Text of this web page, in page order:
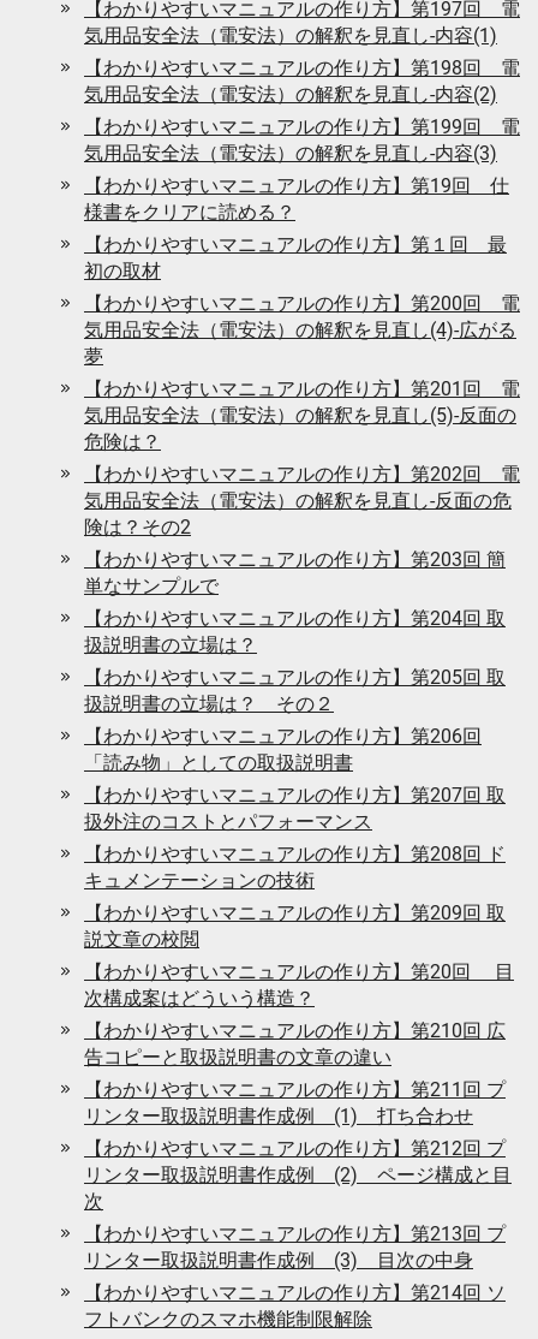
【わかりやすいマニュアルの作り方】第197回 電
気用品安全法（電安法）の解釈を見直し-内容(1)
【わかりやすいマニュアルの作り方】第198回 電
気用品安全法（電安法）の解釈を見直し-内容(2)
【わかりやすいマニュアルの作り方】第199回 電
気用品安全法（電安法）の解釈を見直し-内容(3)
【わかりやすいマニュアルの作り方】第19回 仕
様書をクリアに読める？
【わかりやすいマニュアルの作り方】第１回 最
初の取材
【わかりやすいマニュアルの作り方】第200回 電
気用品安全法（電安法）の解釈を見直し(4)-広がる
夢
【わかりやすいマニュアルの作り方】第201回 電
気用品安全法（電安法）の解釈を見直し(5)-反面の
危険は？
【わかりやすいマニュアルの作り方】第202回 電
気用品安全法（電安法）の解釈を見直し-反面の危
険は？その2
【わかりやすいマニュアルの作り方】第203回 簡
単なサンプルで
【わかりやすいマニュアルの作り方】第204回 取
扱説明書の立場は？
【わかりやすいマニュアルの作り方】第205回 取
扱説明書の立場は？ その２
【わかりやすいマニュアルの作り方】第206回
「読み物」としての取扱説明書
【わかりやすいマニュアルの作り方】第207回 取
扱外注のコストとパフォーマンス
【わかりやすいマニュアルの作り方】第208回 ド
キュメンテーションの技術
【わかりやすいマニュアルの作り方】第209回 取
説文章の校閲
【わかりやすいマニュアルの作り方】第20回 目
次構成案はどういう構造？
【わかりやすいマニュアルの作り方】第210回 広
告コピーと取扱説明書の文章の違い
【わかりやすいマニュアルの作り方】第211回 プ
リンター取扱説明書作成例 (1) 打ち合わせ
【わかりやすいマニュアルの作り方】第212回 プ
リンター取扱説明書作成例 (2) ページ構成と目
次
【わかりやすいマニュアルの作り方】第213回 プ
リンター取扱説明書作成例 (3) 目次の中身
【わかりやすいマニュアルの作り方】第214回 ソ
フトバンクのスマホ機能制限解除